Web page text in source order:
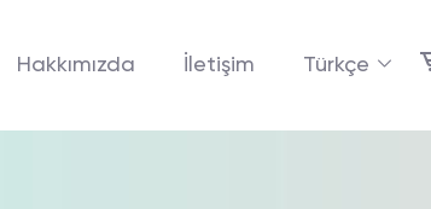
Hakkımızda İletişim Türkçe